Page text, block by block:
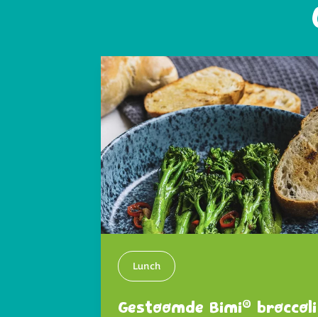
Lunch
Gestoomde Bimi® broccoli